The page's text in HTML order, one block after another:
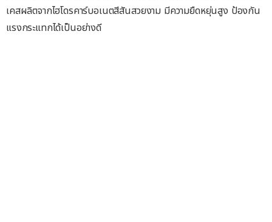
เคสผลิตจากไฮโดรคาร์บอเนตสีสันสวยงาม มีความยืดหยุ่นสูง ป้องกัน
แรงกระแทกได้เป็นอย่างดี